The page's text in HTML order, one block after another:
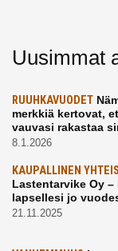
Uusimmat
RUUHKAVUODET
merkkiä kertovat,
vauvasi rakastaa
8.1.2026
KAUPALLINEN
Lastentarvike Oy –
lapsellesi jo
21.11.2025